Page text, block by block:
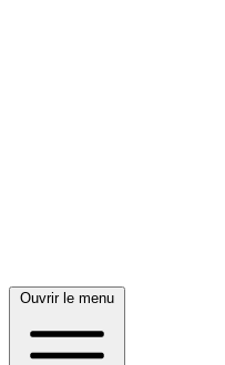
Ouvrir le menu